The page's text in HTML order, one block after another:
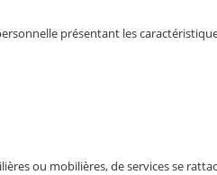
présentant les
ou mobilières, de services se